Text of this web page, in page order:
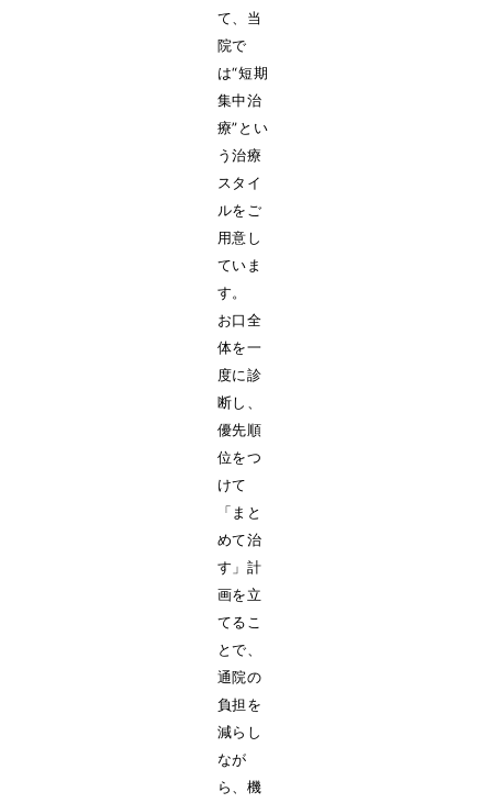
て、当
院で
は“短期
集中治
療”とい
う治療
スタイ
ルをご
用意し
ていま
す。
お口全
体を一
度に診
断し、
優先順
位をつ
けて
「まと
めて治
す」計
画を立
てるこ
とで、
通院の
負担を
減らし
なが
ら、機